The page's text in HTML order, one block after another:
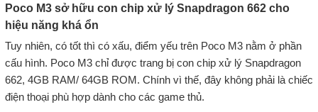
Poco M3 sở hữu con chip xử lý Snapdragon 662 cho
hiệu năng khá ổn
Tuy nhiên, có tốt thì có xấu, điểm yếu trên Poco M3 nằm ở phần
cấu hình. Poco M3 chỉ được trang bị con chip xử lý Snapdragon
662, 4GB RAM/ 64GB ROM. Chính vì thế, đây không phải là chiếc
điện thoại phù hợp dành cho các game thủ.